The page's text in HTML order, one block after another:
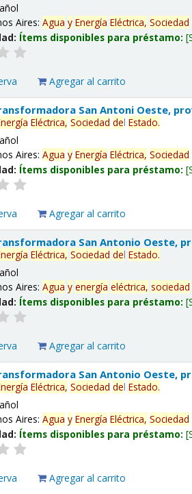
Aires:Agua y Energía Eléctrica, Sociedad
Ítems disponibles para préstamo:
Agregar al carrito
San Antoni Oeste,
Eléctrica, Sociedad delEstado.
Aires:Agua y Energía Eléctrica, Sociedad
Ítems disponibles para préstamo:
Agregar al carrito
San Antonio Oeste,
Eléctrica, Sociedad delEstado.
Aires:Agua y energía eléctrica, sociedad
Ítems disponibles para préstamo:
Agregar al carrito
San Antonio Oeste,
Eléctrica, Sociedad delEstado.
Aires:Agua y Energía Eléctrica, Sociedad
Ítems disponibles para préstamo:
Agregar al carrito